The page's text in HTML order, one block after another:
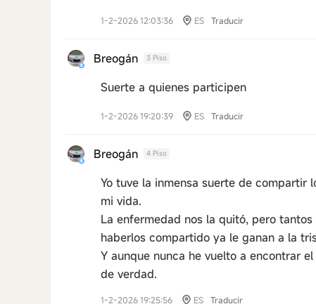
1-2-2026 12:03:36 ES Traducir
Breogán 3 Piso
Suerte a quienes participen
1-2-2026 19:20:39 ES Traducir
Breogán 4 Piso
Yo tuve la inmensa suerte de compartir
mi vida.
La enfermedad nos la quitó, pero
haberlos compartido ya le ganan a la
Y aunque nunca he vuelto a encontrar
de verdad.
1-2-2026 19:25:56 ES Traducir